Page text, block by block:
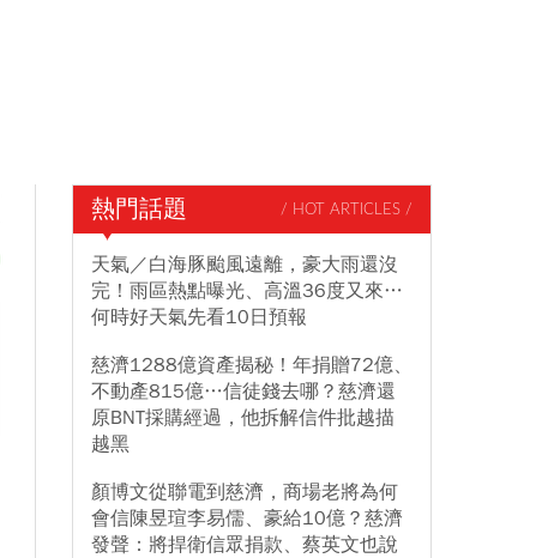
熱門話題 / HOT ARTICLES /
天氣／白海豚颱風遠離，豪大雨還沒
完！雨區熱點曝光、高溫36度又來…
何時好天氣先看10日預報
慈濟1288億資產揭秘！年捐贈72億、
不動產815億…信徒錢去哪？慈濟還
原BNT採購經過，他拆解信件批越描
越黑
顏博文從聯電到慈濟，商場老將為何
會信陳昱瑄李易儒、豪給10億？慈濟
發聲：將捍衛信眾捐款、蔡英文也說